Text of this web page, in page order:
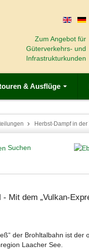
Zum Angebot für
Güterverkehrs- und
Infrastrukturkunden
& Ausflüge
Herbst-Dampf in
Suchen
Mit dem „Vulkan-
der Brohltalbahn ist der
Laacher See.